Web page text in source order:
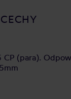
CECHY
CP (para).